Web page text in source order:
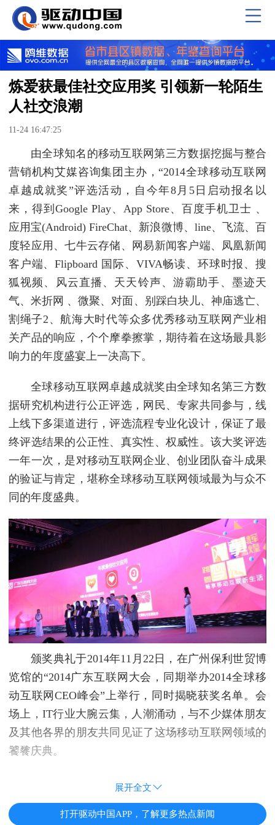
炼爱获最佳社交应用奖 引领新一轮陌生
人社交浪潮
11-24 16:47:25
由全球知名的移动互联网第三方数据挖掘与整合
营销机构艾媒咨询集团主办，“2014全球移动互联网
卓越成就奖”评选活动，自今年8月5日启动报名以
来，得到Google Play、App Store、百度手机卫士 、
应用宝(Android) FireChat、新浪微博、line、飞流、百
度轻应用、七牛云存储、网易新闻客户端、凤凰新闻
客户端、Flipboard 国际、VIVA畅读、环球时报、搜
狐视频、风云直播、天天铃声、游霸助手、墨迹天
气、米折网 、微聚、对面、别踩白块儿、神庙逃亡、
割绳子2、航海大时代等众多优秀移动互联网产业相
关产品的响应，个个摩拳擦掌，期待着在这场最具影
响力的年度盛宴上一决高下。
全球移动互联网卓越成就奖由全球知名第三方数
据研究机构进行公正评选，网民、专家共同参与，线
上线下多渠道进行，评选流程专业化设计，保证了最
终评选结果的公正性、真实性、权威性。该大奖评选
一年一次，是对移动互联网企业、创业团队奋斗成果
的验证与肯定，堪称全球移动互联网领域最为与众不
同的年度盛典。
颁奖典礼于2014年11月22日，在广州保利世贸博
览馆的“2014广东互联网大会，同期举办2014全球移
动互联网CEO峰会”上举行，同时揭晓获奖名单。会
场上，IT行业大腕云集，人潮涌动，与不少媒体朋友
及其他各界的朋友共同见证了这场移动互联网领域的
饕餮庆典。
展开全文
打开驱动中国APP，了解更多热点新闻